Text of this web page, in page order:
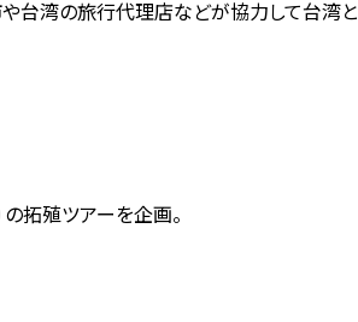
台湾の旅行代理店などが協力して台湾と
の拓殖ツアーを企画。